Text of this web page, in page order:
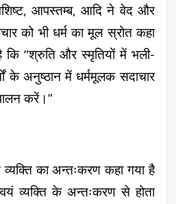
आपस्तम्ब, आदि ने वेद और
को भी धर्म का मूल स्रोत कहा
कि “श्रुति और स्मृतियों में भली-
के अनुष्ठान में धर्ममूलक सदाचार
करें।”
काअन्तःकरण कहा गया है
व्यक्ति के अन्तःकरण से होता